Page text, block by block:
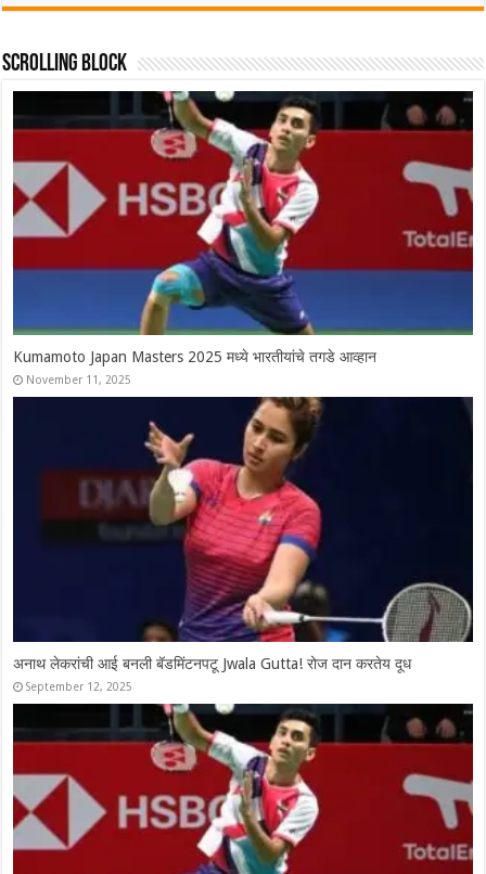
Scrolling Block
Syed Modi International 2025 चे सर्व विजेते, श्रीकांतचा संघर्षपूर्ण अंतिम
सामन्यात पराभव
Syed Modi International 2025: चार भारतीय उपांत्य फेरीत दाखल, श्रीकांतचे
दमदार कमबॅक
November 28, 2025